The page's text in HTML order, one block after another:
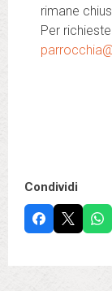
rimane
Per
Condividi